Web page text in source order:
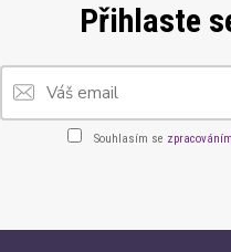
Přihlaste
Souhlasím se